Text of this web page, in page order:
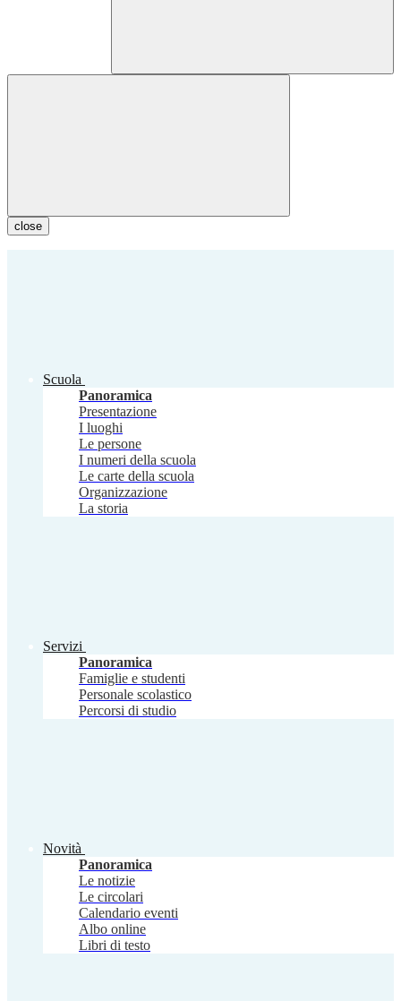
close
Scuola
Panoramica
Presentazione
I luoghi
Le persone
I numeri della scuola
Le carte della scuola
Organizzazione
La storia
Servizi
Panoramica
Famiglie e studenti
Personale scolastico
Percorsi di studio
Novità
Panoramica
Le notizie
Le circolari
Calendario eventi
Albo online
Libri di testo